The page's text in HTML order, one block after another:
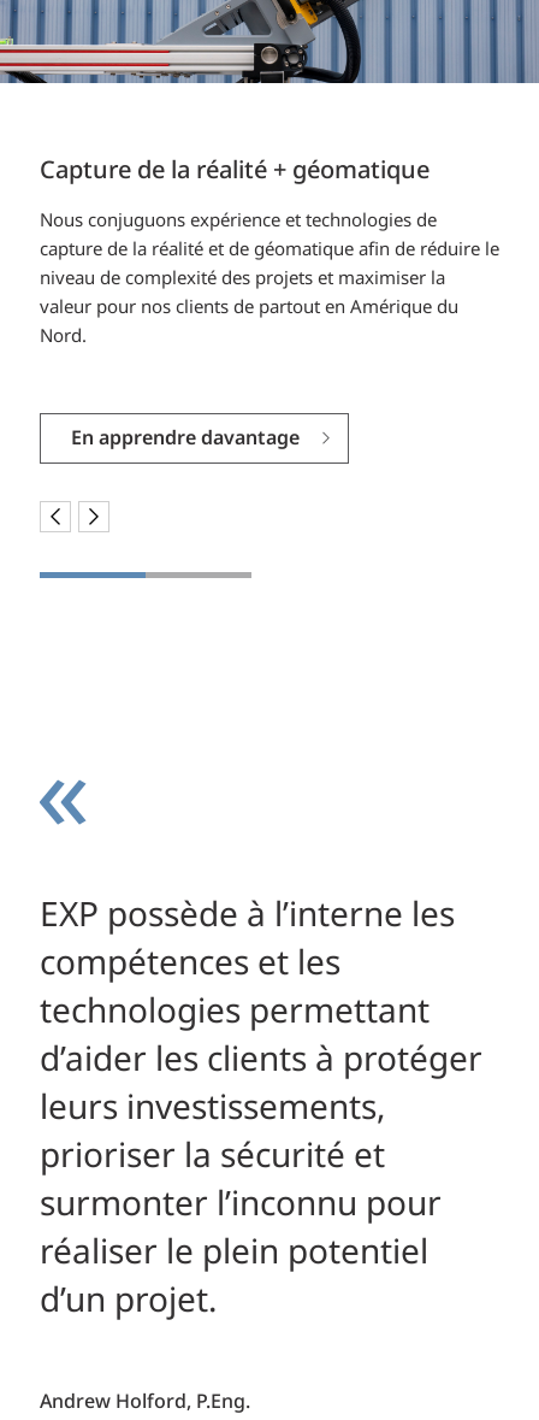
Capture de la réalité + géomatique
Nous conjuguons expérience et technologies de
capture de la réalité et de géomatique afin de réduire le
niveau de complexité des projets et maximiser la
valeur pour nos clients de partout en Amérique du
Nord.
En apprendre davantage
Système d’information géospatiale (SIG)
Cartographie des données du monde réel pour
concrétiser les projets et les programmes.
EXP possède à l’interne les
compétences et les
technologies permettant
d’aider les clients à protéger
leurs investissements,
prioriser la sécurité et
surmonter l’inconnu pour
réaliser le plein potentiel
d’un projet.
Andrew Holford P.Eng.